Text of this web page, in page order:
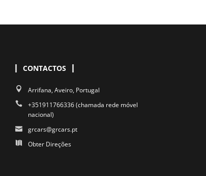
CONTACTOS
Arrifana, Aveiro, Portugal
+351911766336 (chamada rede móvel
nacional)
grcars@grcars.pt
Obter Direções